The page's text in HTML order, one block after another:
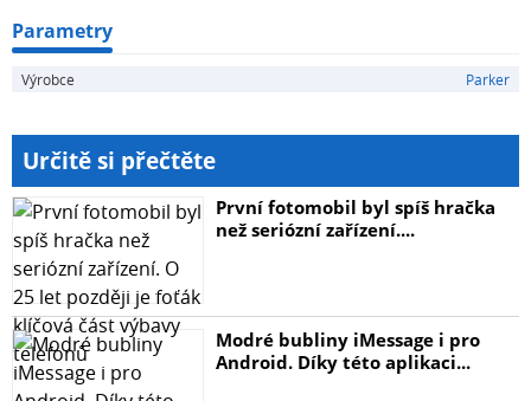
Parametry
Výrobce Parker
Určitě si přečtěte
První fotomobil byl spíš hračka
než seriózní zařízení....
Modré bubliny iMessage i pro
Android. Díky této aplikaci...